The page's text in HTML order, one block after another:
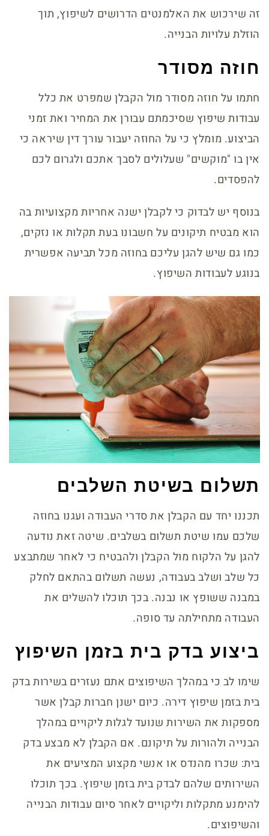
זה שירכוש את האלמנטים הדרושים לשיפוץ, תוך
הוזלת עלויות הבנייה.
חוזה מסודר
חתמו על חוזה מסודר מול הקבלן שמפרט את כלל
עבודות שיפוץ שסיכמתם עבורן את המחיר ואת זמני
הביצוע. מומלץ כי על החוזה יעבור עורך דין שיראה כי
אין בו "מוקשים" שעלולים לסבך אתכם ולגרום לכם
להפסדים.
בנוסף יש לבדוק כי לקבלן ישנה אחריות מקצועיות בה
הוא מבטיח תיקונים על חשבונו בעת תקלות או נזקים,
כמו גם שיש להגן עליכם בחוזה מכל תביעה אפשרית
בנוגע לעבודות השיפוץ.
תשלום בשיטת השלבים
תכננו יחד עם הקבלן את סדרי העבודה ועגנו בחוזה
שלכם עמו שיטת תשלום בשלבים. שיטה זאת נודעה
להגן על הלקוח מול הקבלן ולהבטיח כי לאחר שמתבצע
כל שלב ושלב בעבודה, נעשה תשלום בהתאם לחלק
במבנה ששופץ או נבנה. בכך תוכלו להשלים את
העבודה מתחילתה עד סופה.
ביצוע בדק בית בזמן השיפוץ
שימו לב כי במהלך השיפוצים אתם נעזרים בשירות בדק
בית בזמן שיפוץ דירה. כיום ישנן חברות קבלן אשר
מספקות את השירות שנועד לגלות ליקויים במהלך
הבנייה ולהורות על תיקונם. אם הקבלן לא מבצע בדק
בית: שכרו מהנדס או אנשי מקצוע המציעים את
השירותים שלהם לבדק בית בזמן שיפוץ. בכך תוכלו
להימנע מתקלות וליקויים לאחר סיום עבודות הבנייה
והשיפוצים.